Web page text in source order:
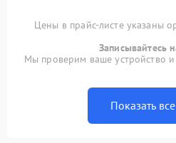
Цены в прайс-листе указаны
Записывайтесь
Мы проверим ваше устройство
Показать